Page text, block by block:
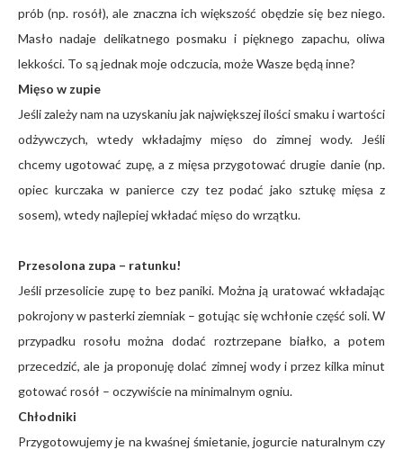
prób (np. rosół), ale znaczna ich większość obędzie się bez niego.
Masło nadaje delikatnego posmaku i pięknego zapachu, oliwa
lekkości. To są jednak moje odczucia, może Wasze będą inne?
Mięso w zupie
Jeśli zależy nam na uzyskaniu jak największej ilości smaku i wartości
odżywczych, wtedy wkładajmy mięso do zimnej wody. Jeśli
chcemy ugotować zupę, a z mięsa przygotować drugie danie (np.
opiec kurczaka w panierce czy tez podać jako sztukę mięsa z
sosem), wtedy najlepiej wkładać mięso do wrzątku.
Przesolona zupa – ratunku!
Jeśli przesolicie zupę to bez paniki. Można ją uratować wkładając
pokrojony w pasterki ziemniak – gotując się wchłonie część soli. W
przypadku rosołu można dodać roztrzepane białko, a potem
przecedzić, ale ja proponuję dolać zimnej wody i przez kilka minut
gotować rosół – oczywiście na minimalnym ogniu.
Chłodniki
Przygotowujemy je na kwaśnej śmietanie, jogurcie naturalnym czy